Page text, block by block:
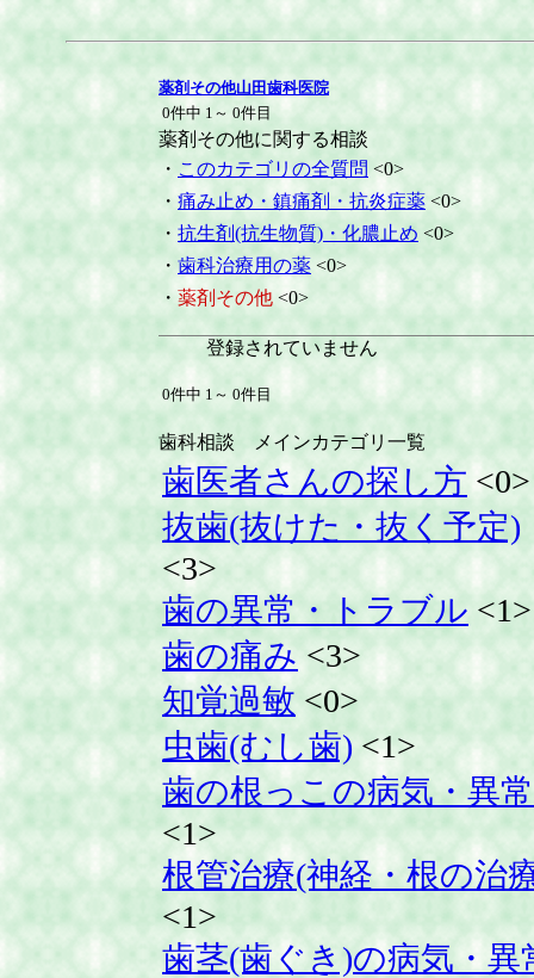
薬剤その他山田歯科医院
0件中 1～ 0件目
薬剤その他に関する相談
・ このカテゴリの全質問 <0>
・ 痛み止め・鎮痛剤・抗炎症薬 <0>
・ 抗生剤(抗生物質)・化膿止め <0>
・ 歯科治療用の薬 <0>
・ 薬剤その他 <0>
登録されていません
0件中 1～ 0件目
歯科相談 メインカテゴリ一覧
歯医者さんの探し方 <0>
抜歯(抜けた・抜く予定)
<3>
歯の異常・トラブル <1>
歯の痛み<3>
知覚過敏 <0>
虫歯(むし歯) <1>
歯の根っこの病気・異常
<1>
根管治療(神経・根の治
<1>
歯茎(歯ぐき)の病気・異